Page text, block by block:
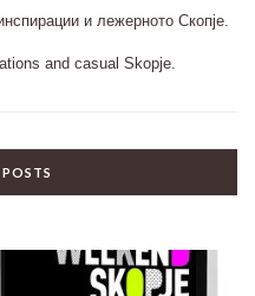
и лежерното Скопје.
and casual Skopje.